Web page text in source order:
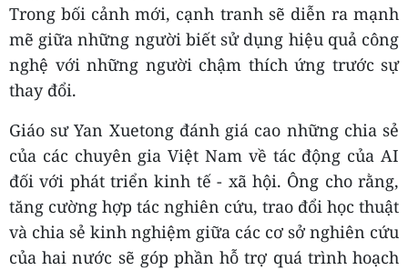
Trong bối cảnh mới, cạnh tranh sẽ diễn ra mạnh
mẽ giữa những người biết sử dụng hiệu quả công
nghệ với những người chậm thích ứng trước sự
thay đổi.
Giáo sư Yan Xuetong đánh giá cao những chia sẻ
của các chuyên gia Việt Nam về tác động của AI
đối với phát triển kinh tế - xã hội. Ông cho rằng,
tăng cường hợp tác nghiên cứu, trao đổi học thuật
và chia sẻ kinh nghiệm giữa các cơ sở nghiên cứu
của hai nước sẽ góp phần hỗ trợ quá trình hoạch